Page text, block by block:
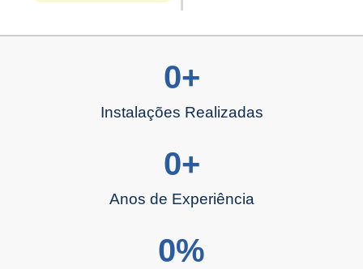
Instalações Realizadas
0+
Anos de Experiência
0+
0%